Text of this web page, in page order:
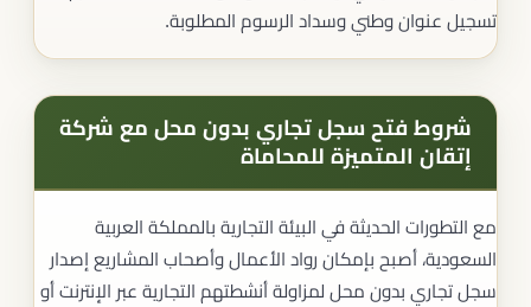
تسجيل عنوان وطني وسداد الرسوم المطلوبة.
شروط فتح سجل تجاري بدون محل مع شركة
إتقان المتميزة للمحاماة
مع التطورات الحديثة في البيئة التجارية بالمملكة العربية
السعودية، أصبح بإمكان رواد الأعمال وأصحاب المشاريع إصدار
سجل تجاري بدون محل لمزاولة أنشطتهم التجارية عبر الإنترنت أو